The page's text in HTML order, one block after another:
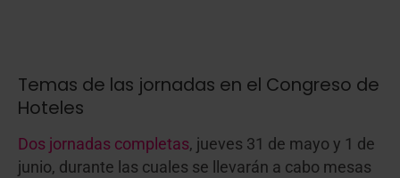
Temas de las jornadas en el Congreso de
Hoteles
Dos jornadas completas, jueves 31 de mayo y 1 de
junio, durante las cuales se llevarán a cabo mesas